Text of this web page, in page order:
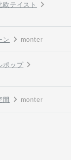
欧テイスト
ン monter
ポップ
間 monter